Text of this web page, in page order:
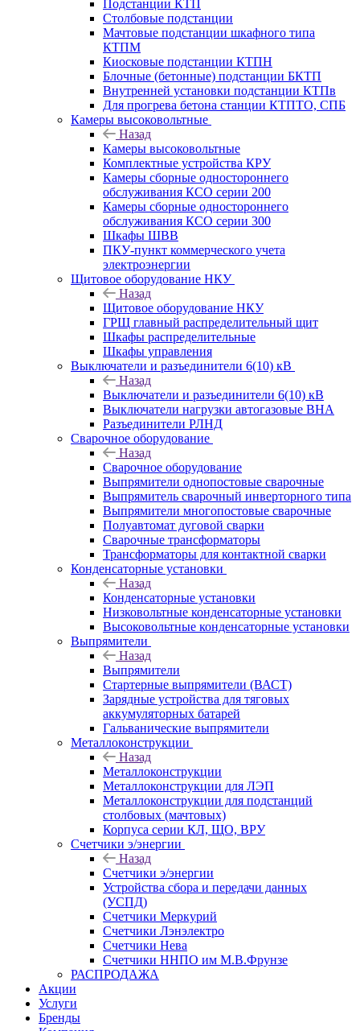
Подстанции КТП
Столбовые подстанции
Мачтовые подстанции шкафного типа
КТПМ
Киосковые подстанции КТПН
Блочные (бетонные) подстанции БКТП
Внутренней установки подстанции КТПв
Для прогрева бетона станции КТПТО, СПБ
Камеры высоковольтные
Назад
Камеры высоковольтные
Комплектные устройства КРУ
Камеры сборные одностороннего
обслуживания КСО серии 200
Камеры сборные одностороннего
обслуживания КСО серии 300
Шкафы ШВВ
ПКУ-пункт коммерческого учета
электроэнергии
Щитовое оборудование НКУ
Назад
Щитовое оборудование НКУ
ГРЩ главный распределительный щит
Шкафы распределительные
Шкафы управления
Выключатели и разъединители 6(10) кВ
Назад
Выключатели и разъединители 6(10) кВ
Выключатели нагрузки автогазовые ВНА
Разъединители РЛНД
Сварочное оборудование
Назад
Сварочное оборудование
Выпрямители однопостовые сварочные
Выпрямитель сварочный инверторного типа
Выпрямители многопостовые сварочные
Полуавтомат дуговой сварки
Сварочные трансформаторы
Трансформаторы для контактной сварки
Конденсаторные установки
Назад
Конденсаторные установки
Низковольтные конденсаторные установки
Высоковольтные конденсаторные установки
Выпрямители
Назад
Выпрямители
Стартерные выпрямители (ВАСТ)
Зарядные устройства для тяговых
аккумуляторных батарей
Гальванические выпрямители
Металлоконструкции
Назад
Металлоконструкции
Металлоконструкции для ЛЭП
Металлоконструкции для подстанций
столбовых (мачтовых)
Корпуса серии КЛ, ЩО, ВРУ
Счетчики э/энергии
Назад
Счетчики э/энергии
Устройства сбора и передачи данных
(УСПД)
Счетчики Меркурий
Счетчики Лэнэлектро
Счетчики Нева
Счетчики ННПО им М.В.Фрунзе
РАСПРОДАЖА
Акции
Услуги
Бренды